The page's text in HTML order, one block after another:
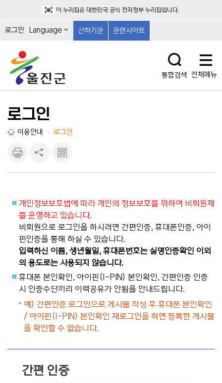
이 누리집은 대한민국 공식 전자정부 누리집입니다.
로그인 Language 산하기관 관련사이트
통합검색 전체메뉴
로그인
이용안내 로그인
기
기
크 보
개인정보보호법에 따라 개인의 정보보호를 위하여 비회원제
를 운영하고 있습니다.
비회원으로 로그인을 하시려면 간편인증, 휴대폰인증, 아이
핀인증을 통해 하실 수 있습니다.
입력하신 이름, 생년월일, 휴대폰번호는 실명인증확인 이외
의 용도로는 사용되지 않습니다.
휴대폰 본인확인, 아이핀(I-PIN) 본인확인, 간편인증 인증
시 인증수단끼리 이력공유가 안됨을 안내드립니다.
예) 간편인증 로그인으로 게시물 작성 후 휴대폰 본인확인
/ 아이핀(I-PIN) 본인확인 재로그인을 하면 등록한 게시물
을 확인할 수 없습니다.
간편 인증